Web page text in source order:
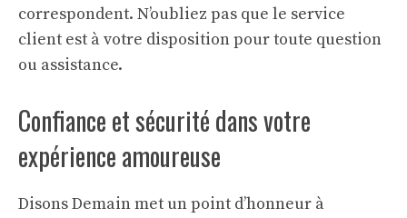
correspondent. N’oubliez pas que le service
client est à votre disposition pour toute question
ou assistance.
Confiance et sécurité dans votre
expérience amoureuse
Disons Demain met un point d’honneur à